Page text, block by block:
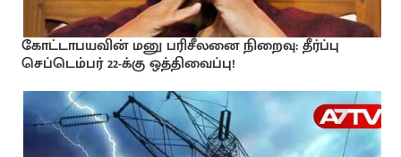
கோட்டாபயவின் மனு பரிசீலனை நிறைவு: தீர்ப்பு
செப்டெம்பர் 22-க்கு ஒத்திவைப்பு!